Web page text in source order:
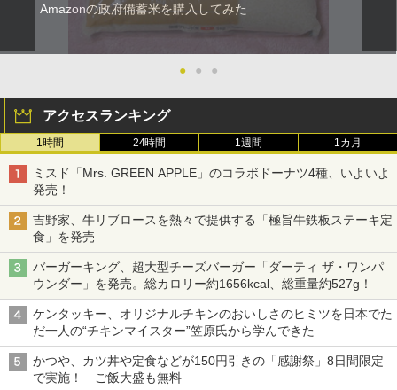
Amazonの政府備蓄米を購入してみた
● ● ●
アクセスランキング
1時間 24時間 1週間 1カ月
ミスド「Mrs. GREEN APPLE」のコラボドーナツ4種、いよいよ
発売！
吉野家、牛リブロースを熱々で提供する「極旨牛鉄板ステーキ定
食」を発売
バーガーキング、超大型チーズバーガー「ダーティ ザ・ワンパ
ウンダー」を発売。総カロリー約1656kcal、総重量約527g！
ケンタッキー、オリジナルチキンのおいしさのヒミツを日本でた
だ一人の“チキンマイスター”笠原氏から学んできた
かつや、カツ丼や定食などが150円引きの「感謝祭」8日間限定
で実施！ ご飯大盛も無料